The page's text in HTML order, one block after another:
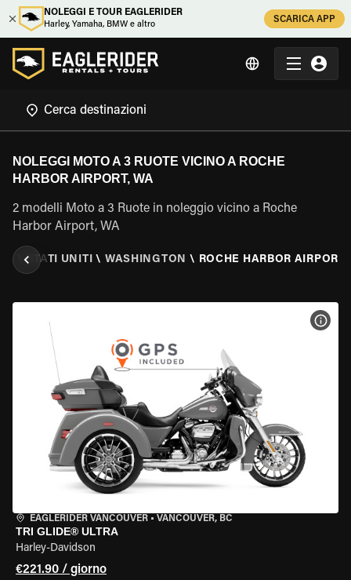
NOLEGGI E TOUR EAGLERIDER
Harley, Yamaha, BMW e altro
SCARICA APP
NOLEGGI MOTO A 3 RUOTE VICINO A ROCHE
HARBOR AIRPORT, WA
2 modelli Moto a 3 Ruote in noleggio vicino a Roche
Harbor Airport, WA
STATI UNITI \ WASHINGTON \ ROCHE HARBOR AIRPORT,
EAGLERIDER VANCOUVER • VANCOUVER, BC
TRI GLIDE® ULTRA
Harley-Davidson
€221.90 / giorno